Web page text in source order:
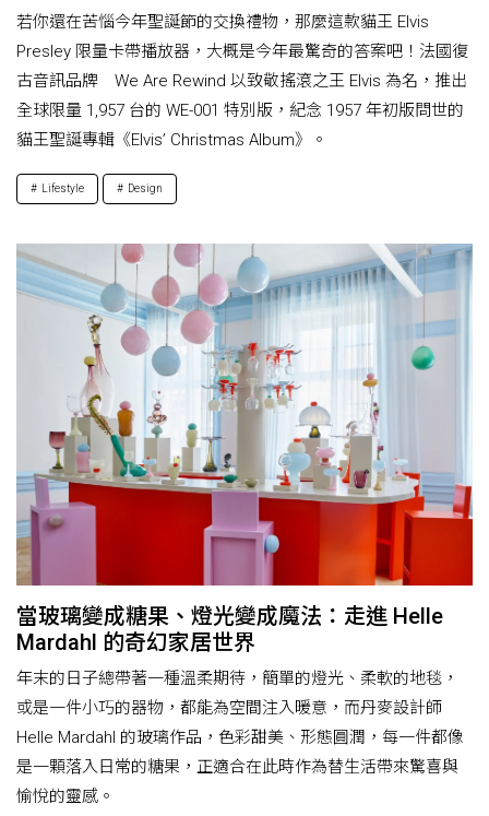
若你還在苦惱今年聖誕節的交換禮物，那麼這款貓王 Elvis
Presley 限量卡帶播放器，大概是今年最驚奇的答案吧！法國復
古音訊品牌 We Are Rewind 以致敬搖滾之王 Elvis 為名，推出
全球限量 1,957 台的 WE-001 特別版，紀念 1957 年初版問世的
貓王聖誕專輯《Elvis’ Christmas Album》。
Lifestyle Design
當玻璃變成糖果、燈光變成魔法：走進 Helle
Mardahl 的奇幻家居世界
年末的日子總帶著一種溫柔期待，簡單的燈光、柔軟的地毯，
或是一件小巧的器物，都能為空間注入暖意，而丹麥設計師
Helle Mardahl 的玻璃作品，色彩甜美、形態圓潤，每一件都像
是一顆落入日常的糖果，正適合在此時作為替生活帶來驚喜與
愉悅的靈感。